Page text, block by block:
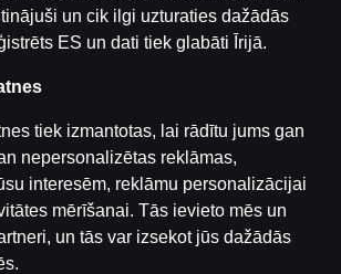
un cik ilgi uzturaties dažādās
ES un dati tiek glabāti Īrijā.
tiek izmantotas, lai rādītu jums gan
nepersonalizētas reklāmas,
interesēm, reklāmu personalizācijai
mērīšanai. Tās ievieto mēs un
un tās var izsekot jūs dažādās